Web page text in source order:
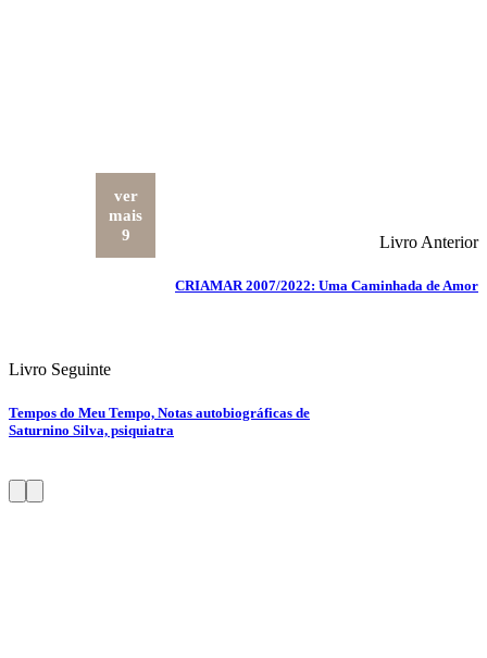
ver
mais
9
Livro Anterior
CRIAMAR 2007/2022: Uma Caminhada de Amor
Livro Seguinte
Tempos do Meu Tempo, Notas autobiográficas de
Saturnino Silva, psiquiatra